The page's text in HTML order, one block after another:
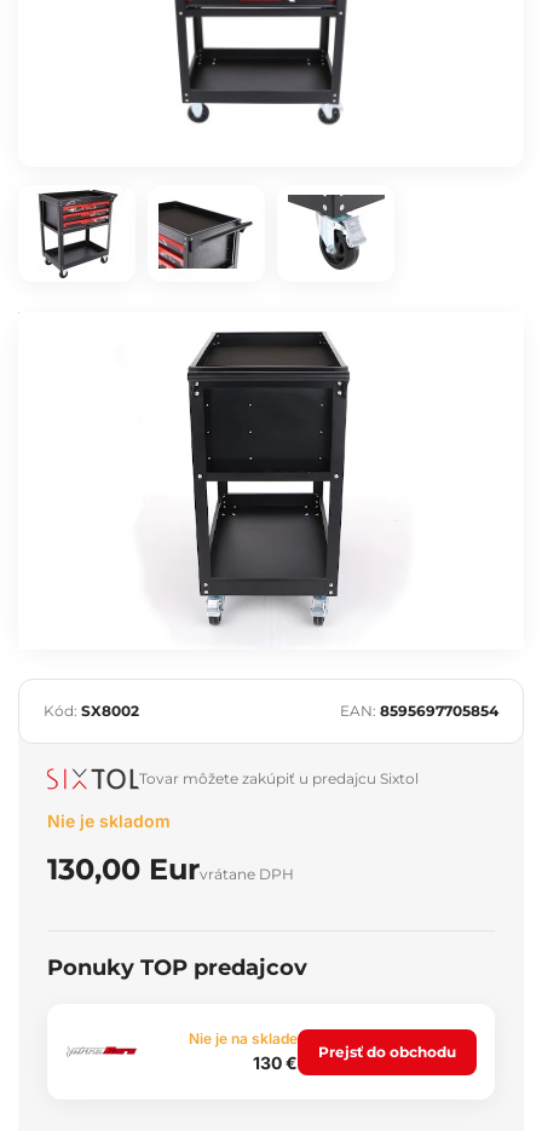
Kód: SX8002 EAN: 8595697705854
Tovar môžete zakúpiť u predajcu Sixtol
Nie je skladom
130,00 Eurvrátane DPH
Ponuky TOP predajcov
Nie je na sklade
130 €
Prejsť do obchodu